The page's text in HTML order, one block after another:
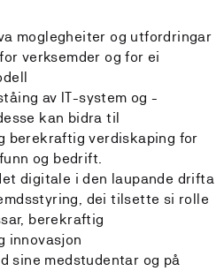
moglegheiter og utfordringar
verksemder og for ei
av IT-system og -
kan bidra til
berekraftig verdiskaping for
og bedrift.
digitale i den laupande drifta
dei tilsette si rolle
berekraftig
innovasjon
sine medstudentar og på